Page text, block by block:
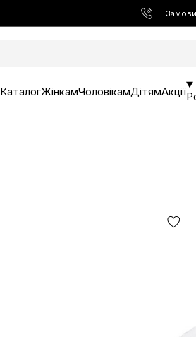
КаталогЖінкамЧоловікамДітямАкції